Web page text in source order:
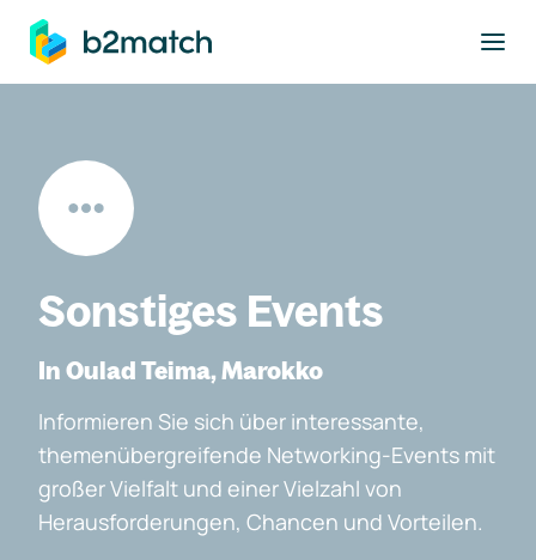
springen
Sonstiges Events
In Oulad Teima, Marokko
Informieren Sie sich über interessante,
themenübergreifende Networking-Events mit
großer Vielfalt und einer Vielzahl von
Herausforderungen, Chancen und Vorteilen.